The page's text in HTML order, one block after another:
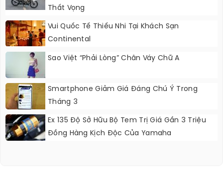
Thất Vọng
Vui Quốc Tế Thiếu Nhi Tại Khách Sạn
Continental
Sao Việt “phải Lòng” Chân Váy Chữ A
Smartphone Giảm Giá Đáng Chú Ý Trong
Tháng 3
Ex 135 Độ Sở Hữu Bộ Tem Trị Giá Gần 3 Triệu
Đồng Hàng Kịch Độc Của Yamaha